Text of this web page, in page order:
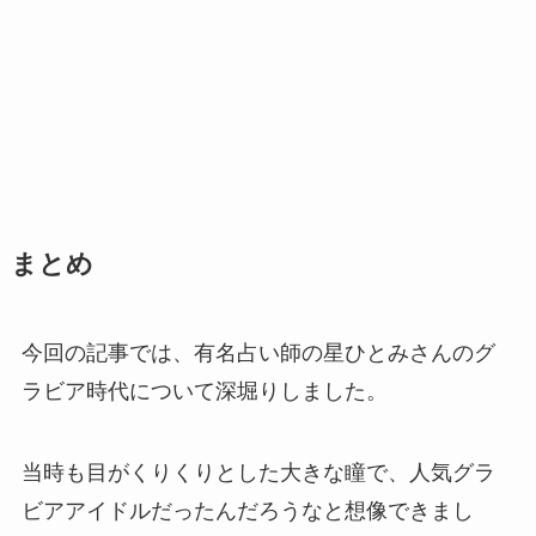
まとめ
今回の記事では、有名占い師の星ひとみさんのグ
ラビア時代について深堀りしました。
当時も目がくりくりとした大きな瞳で、人気グラ
ビアアイドルだったんだろうなと想像できまし